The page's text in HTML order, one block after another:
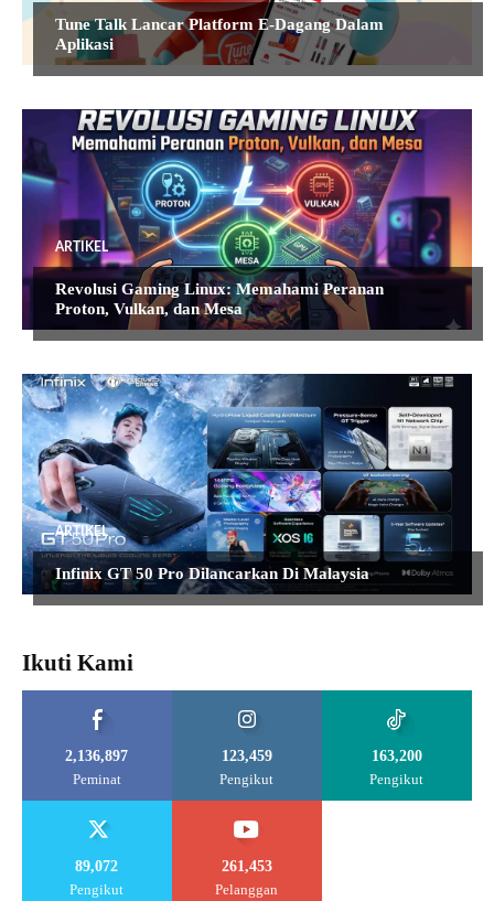
Tune Talk Lancar Platform E-Dagang Dalam
Aplikasi
ARTIKEL
Revolusi Gaming Linux: Memahami Peranan
Proton, Vulkan, dan Mesa
ARTIKEL
Infinix GT 50 Pro Dilancarkan Di Malaysia
Ikuti Kami
2,136,897
Peminat
123,459
Pengikut
163,200
Pengikut
89,072
Pengikut
261,453
Pelanggan